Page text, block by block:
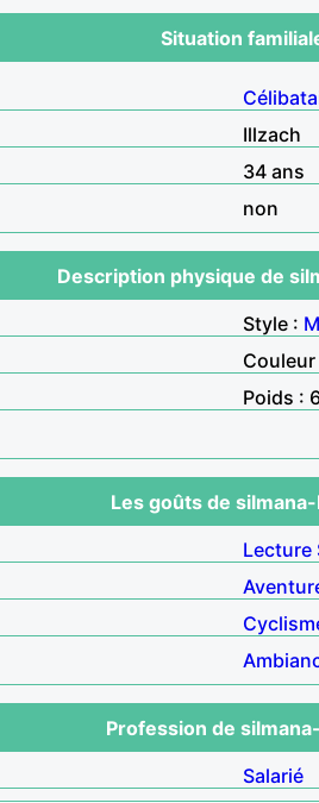
Situation
Illzach
34 ans
non
Description physique de
Style :
Poids :
Les goûts de
Lecture
Profession de
Salarié